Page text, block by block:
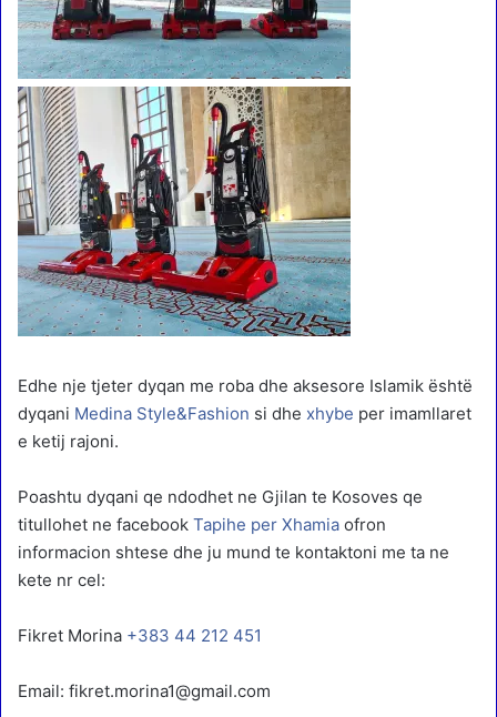
Edhe nje tjeter dyqan me roba dhe aksesore Islamik është
dyqani Medina Style&Fashion si dhe xhybe per imamllaret
e ketij rajoni.
Poashtu dyqani qe ndodhet ne Gjilan te Kosoves qe
titullohet ne facebook Tapihe per Xhamia ofron
informacion shtese dhe ju mund te kontaktoni me ta ne
kete nr cel:
Fikret Morina +383 44 212 451
Email: fikret.morina1@gmail.com